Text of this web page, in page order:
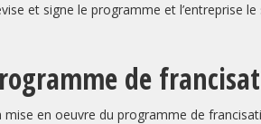
et signe le programme et l’entreprise
de
mise en oeuvre du programme de